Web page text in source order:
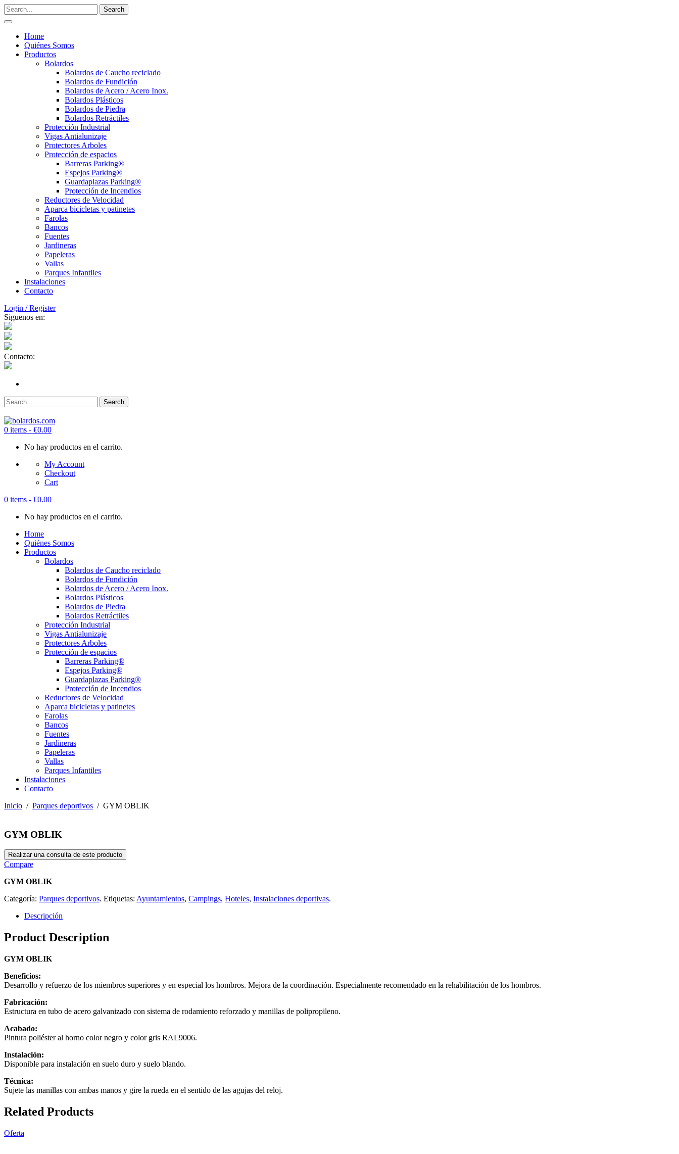
Home
Quiénes Somos
Productos
Bolardos
Bolardos de Caucho reciclado
Bolardos de Fundición
Bolardos de Acero / Acero Inox.
Bolardos Plásticos
Bolardos de Piedra
Bolardos Retráctiles
Protección Industrial
Vigas Antialunizaje
Protectores Arboles
Protección de espacios
Barreras Parking®
Espejos Parking®
Guardaplazas Parking®
Protección de Incendios
Reductores de Velocidad
Aparca bicicletas y patinetes
Farolas
Bancos
Fuentes
Jardineras
Papeleras
Vallas
Parques Infantiles
Instalaciones
Contacto
Login / Register
Siguenos en:
Contacto:
0 items - €0.00
No hay productos en el carrito.
My Account
Checkout
Cart
0 items - €0.00
No hay productos en el carrito.
Home
Quiénes Somos
Productos
Bolardos
Bolardos de Caucho reciclado
Bolardos de Fundición
Bolardos de Acero / Acero Inox.
Bolardos Plásticos
Bolardos de Piedra
Bolardos Retráctiles
Protección Industrial
Vigas Antialunizaje
Protectores Arboles
Protección de espacios
Barreras Parking®
Espejos Parking®
Guardaplazas Parking®
Protección de Incendios
Reductores de Velocidad
Aparca bicicletas y patinetes
Farolas
Bancos
Fuentes
Jardineras
Papeleras
Vallas
Parques Infantiles
Instalaciones
Contacto
Inicio / Parques deportivos / GYM OBLIK
GYM OBLIK
Compare
GYM OBLIK
Categoría: Parques deportivos. Etiquetas: Ayuntamientos, Campings, Hoteles, Instalaciones deportivas.
Descripción
Product Description
GYM OBLIK
Beneficios:
Desarrollo y refuerzo de los miembros superiores y en especial los hombros. Mejora de la coordinación. Especialmente recomendado en la rehabilitación de los hombros.
Fabricación:
Estructura en tubo de acero galvanizado con sistema de rodamiento reforzado y manillas de polipropileno.
Acabado:
Pintura poliéster al horno color negro y color gris RAL9006.
Instalación:
Disponible para instalación en suelo duro y suelo blando.
Técnica:
Sujete las manillas con ambas manos y gire la rueda en el sentido de las agujas del reloj.
Related Products
Oferta